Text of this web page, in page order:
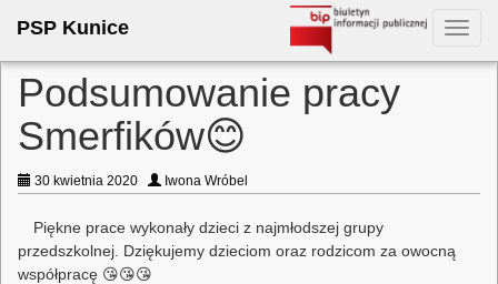
PSP Kunice
Podsumowanie pracy
Smerfików😊
30 kwietnia 2020 Iwona Wróbel
Piękne prace wykonały dzieci z najmłodszej grupy
przedszkolnej. Dziękujemy dzieciom oraz rodzicom za owocną
współpracę 😘😘😘